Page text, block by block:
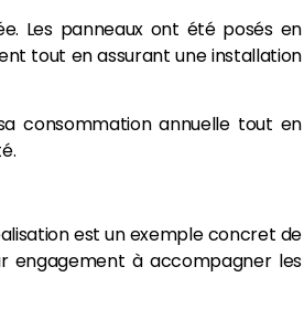
Les panneaux ont été posés en
tout en assurant une installation
consommation annuelle tout en
est un exemple concret de
engagement à accompagner les